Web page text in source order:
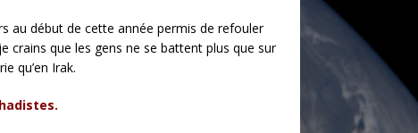
au début de cette année permis de refouler
crains que les gens ne se battent plus que sur
qu’en Irak.